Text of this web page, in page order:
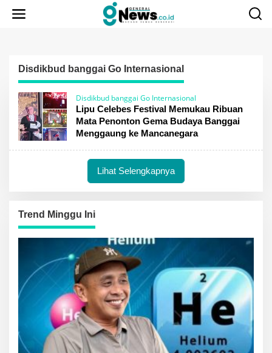
Disdikbud banggai Go Internasional
Disdikbud banggai Go Internasional
Lipu Celebes Festival Memukau Ribuan
Mata Penonton Gema Budaya Banggai
Menggaung ke Mancanegara
Lihat Selengkapnya
Trend Minggu Ini